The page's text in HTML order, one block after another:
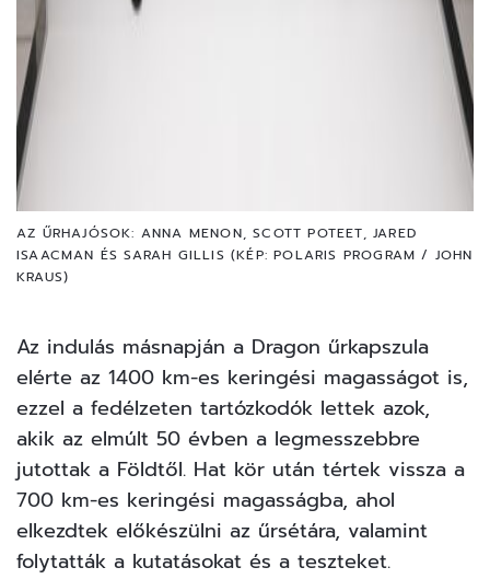
AZ ŰRHAJÓSOK: ANNA MENON, SCOTT POTEET, JARED
ISAACMAN ÉS SARAH GILLIS (KÉP: POLARIS PROGRAM / JOHN
KRAUS)
Az indulás másnapján a Dragon űrkapszula
elérte az 1400 km-es keringési magasságot is,
ezzel a fedélzeten tartózkodók lettek azok,
akik az elmúlt 50 évben a legmesszebbre
jutottak a Földtől. Hat kör után tértek vissza a
700 km-es keringési magasságba, ahol
elkezdtek előkészülni az űrsétára, valamint
folytatták a kutatásokat és a teszteket.